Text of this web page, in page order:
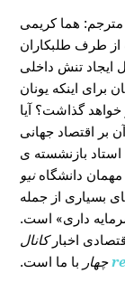
مترجم: هما کریمی
از طرف طلبکاران
ایجاد تنش داخلی
برای اینکه یونان
گذاشت؟ آیا
بر اقتصاد جهانی
بازنشسته ی
دانشگاهنیو
بسیاری از جمله
داری» است.
اخبارکانال
چهار با ما است.